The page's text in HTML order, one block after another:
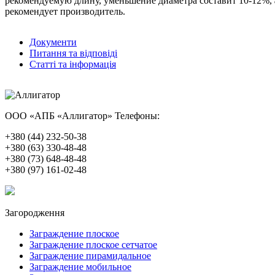
рекомендует производитель.
Документи
Питання та відповіді
Статті та інформація
ООО «АПБ «Аллигатор» Телефоны:
+380 (44) 232-50-38
+380 (63) 330-48-48
+380 (73) 648-48-48
+380 (97) 161-02-48
Загородження
Заграждение плоское
Заграждение плоское сетчатое
Заграждение пирамидальное
Заграждение мобильное